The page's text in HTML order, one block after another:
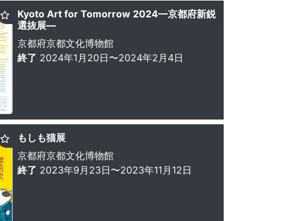
Kyoto Art for Tomorrow 2024—京都府新鋭
選抜展—
京都府京都文化博物館
終了 2024年1月20日〜2024年2月4日
もしも猫展
京都府京都文化博物館
終了 2023年9月23日〜2023年11月12日